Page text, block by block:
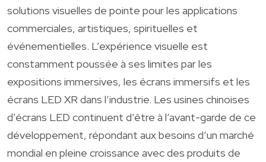
solutions visuelles de pointe pour les applications
commerciales, artistiques, spirituelles et
événementielles. L’expérience visuelle est
constamment poussée à ses limites par les
expositions immersives, les écrans immersifs et les
écrans LED XR dans l’industrie. Les usines chinoises
d’écrans LED continuent d’être à l’avant-garde de ce
développement, répondant aux besoins d’un marché
mondial en pleine croissance avec des produits de